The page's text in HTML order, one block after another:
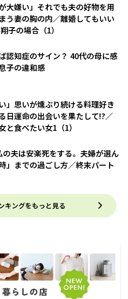
大嫌い」それでも夫の好物を用
う妻の胸の内／離婚してもいい
子の場合（1）
認知症のサイン？ 40代の母に感
子の違和感
」思いが燻ぶり続ける料理好き
日運命の出会いを果たして!?／
と食べたい女1（1）
の夫は安楽死をする。夫婦が選ん
」までの過ごし方／終末パート
キングをもっと見る